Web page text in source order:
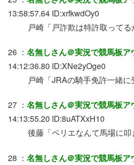
13:58:57.64 ID:xrfkwdOy0
戸崎「戸詐欺は特許取ってる
26 ： 名無しさん＠実況で競馬板ア
14:12:36.80 ID:XNe2yOge0
戸崎「JRAの騎手免許一緒に
27 ： 名無しさん＠実況で競馬板ア
14:13:55.20 ID:8uATXxH10
後藤「ペリエなんて馬場に叩
28 ： 名無しさん＠実況で競馬板ア